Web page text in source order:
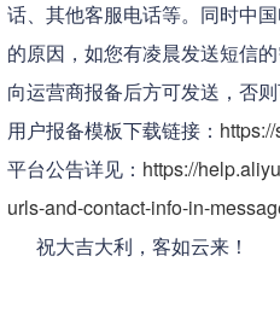
话、其他客服电话等。 同时中
的原因，如您有凌晨发送短信
向运营商报备后方可发送，否
用户报备模板下载链接：
平台公告详见： https://
urls-and-contact-info-in-
祝大吉大利，客如云来！